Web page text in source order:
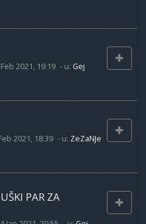
2021, 19:19 - u: Gej
2021, 18:39 - u: ZeZaNJe
PAR ZA